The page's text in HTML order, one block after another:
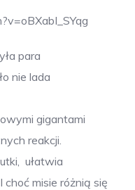
para
nie lada
gigantami
reakcji.
ułatwia
choć misie różnią się